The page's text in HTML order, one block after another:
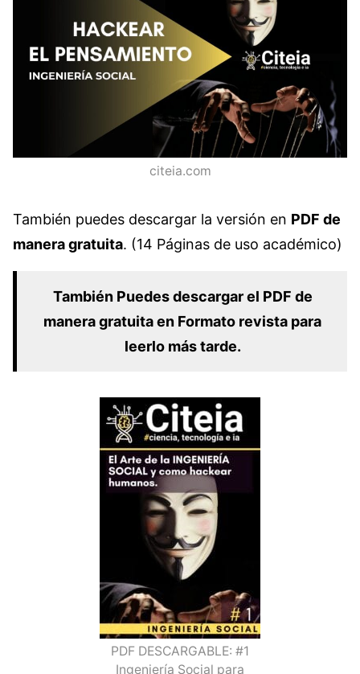
citeia.com
También puedes descargar la versión en PDF de
manera gratuita. (14 Páginas de uso académico)
También Puedes descargar el PDF de
manera gratuita en Formato revista para
leerlo más tarde.
PDF DESCARGABLE: #1
Ingeniería Social para